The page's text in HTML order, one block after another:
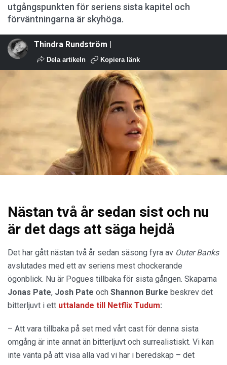
utgångspunkten för seriens sista kapitel och
förväntningarna är skyhöga.
Thindra Rundström |
Dela artikeln Kopiera länk
Nästan två år sedan sist och nu
är det dags att säga hejdå
Det har gått nästan två år sedan säsong fyra av Outer Banks
avslutades med ett av seriens mest chockerande
ögonblick. Nu är Pogues tillbaka för sista gången. Skaparna
Jonas Pate, Josh Pate och Shannon Burke beskrev det
bitterljuvt i ett uttalande till Netflix Tudum:
– Att vara tillbaka på set med vårt cast för denna sista
omgång är inte annat än bitterljuvt och surrealistiskt. Vi kan
inte vänta på att visa alla vad vi har i beredskap – det